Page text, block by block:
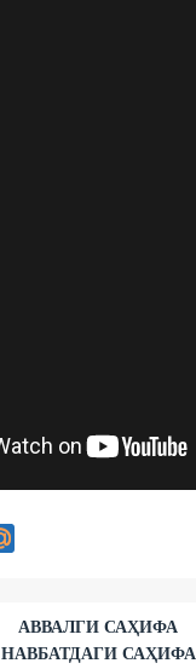
АВВАЛГИ САҲИФА
НАВБАТДАГИ САҲИФА